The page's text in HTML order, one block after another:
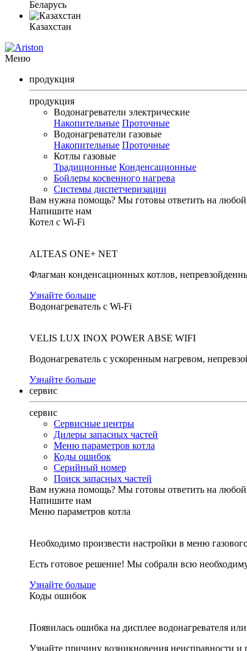
Беларусь
Казахстан
Меню
продукция
продукция
Водонагреватели электрические
Накопительные Проточные
Водонагреватели газовые
Накопительные Проточные
Котлы газовые
Традиционные Конденсационные
Бойлеры косвенного нагрева
Системы диспетчеризации
Вам нужна помощь? Мы готовы ответить на
Напишите нам
Котел с Wi-Fi
ALTEAS ONE+ NET
Флагман конденсационных котлов,
Узнайте больше
Водонагреватель с Wi-Fi
VELIS LUX INOX POWER ABSE WIFI
Водонагреватель с ускоренным нагревом,
Узнайте больше
сервис
сервис
Сервисные центры
Дилеры запасных частей
Меню параметров котла
Коды ошибок
Серийный номер
Поиск запасных частей
Вам нужна помощь? Мы готовы ответить на
Напишите нам
Меню параметров котла
Необходимо произвести настройки в меню
Есть готовое решение! Мы собрали всю
Узнайте больше
Коды ошибок
Появилась ошибка на дисплее водонагревателя или
Узнайте причину возникновения неисправности